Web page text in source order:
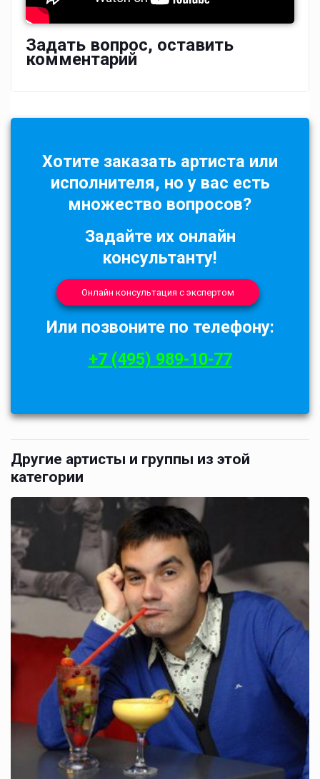
Задать вопрос, оставить
комментарий
Хотите заказать артиста или
исполнителя, но у вас есть
множество вопросов?
Задайте их онлайн
консультанту!
Онлайн консультация с экспертом
Или позвоните по телефону:
+7 (495) 989-10-77
Другие артисты и группы из этой
категории